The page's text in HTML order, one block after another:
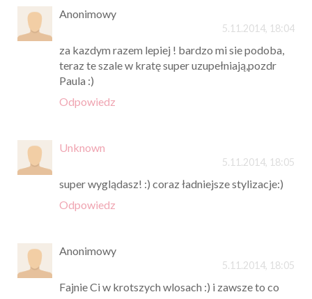
Anonimowy
5.11.2014, 18:04
za kazdym razem lepiej ! bardzo mi sie podoba,
teraz te szale w kratę super uzupełniają,pozdr
Paula :)
Odpowiedz
Unknown
5.11.2014, 18:05
super wyglądasz! :) coraz ładniejsze stylizacje:)
Odpowiedz
Anonimowy
5.11.2014, 18:05
Fajnie Ci w krotszych wlosach :) i zawsze to co